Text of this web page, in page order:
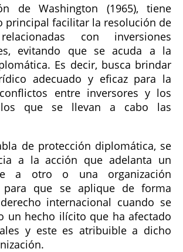
de Washington (1965), tiene
principal facilitar la resolución de
con inversiones
evitando que se acuda a la
Es decir, busca brindar
adecuado y eficaz para la
entre inversores y los
los que se llevan a cabo las
de protección diplomática, se
a la acción que adelanta un
a otro o una organización
para que se aplique de forma
internacional cuando se
un hecho ilícito que ha afectado
y este es atribuible a dicho